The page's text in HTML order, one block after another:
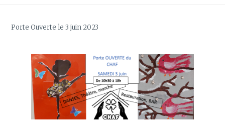
Porte Ouverte le 3 juin 2023